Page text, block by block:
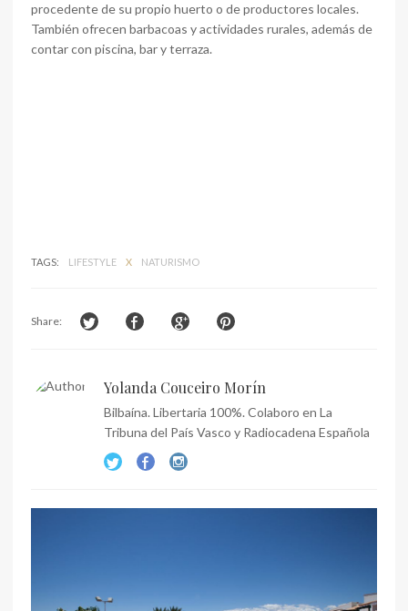
procedente de su propio huerto o de productores locales.
También ofrecen barbacoas y actividades rurales, además de
contar con piscina, bar y terraza.
TAGS: LIFESTYLE X NATURISMO
Share:
Yolanda Couceiro Morín
Bilbaína. Libertaria 100%. Colaboro en La
Tribuna del País Vasco y Radiocadena Española